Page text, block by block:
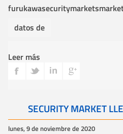
furukawasecuritymarket
datos de
Leer más
SECURITY MARKET
lunes, 9 de noviembre de 2020